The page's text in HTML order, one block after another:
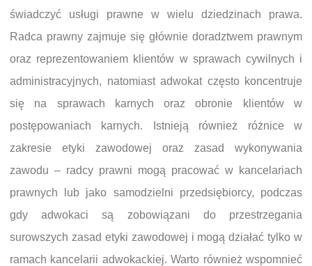
świadczyć usługi prawne w wielu dziedzinach prawa.
Radca prawny zajmuje się głównie doradztwem prawnym
oraz reprezentowaniem klientów w sprawach cywilnych i
administracyjnych, natomiast adwokat często koncentruje
się na sprawach karnych oraz obronie klientów w
postępowaniach karnych. Istnieją również różnice w
zakresie etyki zawodowej oraz zasad wykonywania
zawodu – radcy prawni mogą pracować w kancelariach
prawnych lub jako samodzielni przedsiębiorcy, podczas
gdy adwokaci są zobowiązani do przestrzegania
surowszych zasad etyki zawodowej i mogą działać tylko w
ramach kancelarii adwokackiej. Warto również wspomnieć